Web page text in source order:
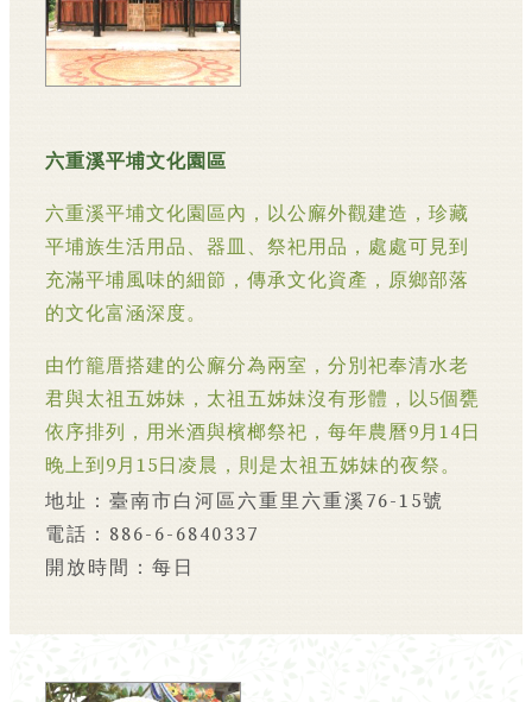
六重溪平埔文化園區
六重溪平埔文化園區內，以公廨外觀建造，珍藏
平埔族生活用品、器皿、祭祀用品，處處可見到
充滿平埔風味的細節，傳承文化資產，原鄉部落
的文化富涵深度。
由竹籠厝搭建的公廨分為兩室，分別祀奉清水老
君與太祖五姊妹，太祖五姊妹沒有形體，以5個甕
依序排列，用米酒與檳榔祭祀，每年農曆9月14日
晚上到9月15日凌晨，則是太祖五姊妹的夜祭。
地址：臺南市白河區六重里六重溪76-15號
電話：886-6-6840337
開放時間：每日